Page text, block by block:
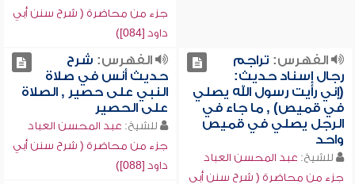
جزء من محاضرة ( شرح سنن أبي
داود [084])
الفهرس: تراجم
رجال إسناد حديث:
(إني رأيت رسول الله يصلي
في قميص) , ما جاء في
الرجل يصلي في قميص
واحد
للشيخ: عبد المحسن العباد
جزء من محاضرة ( شرح سنن أبي
الفهرس: شرح
حديث أنس في صلاة
النبي على حصير , الصلاة
على الحصير
للشيخ: عبد المحسن العباد
جزء من محاضرة ( شرح سنن أبي
داود [088])